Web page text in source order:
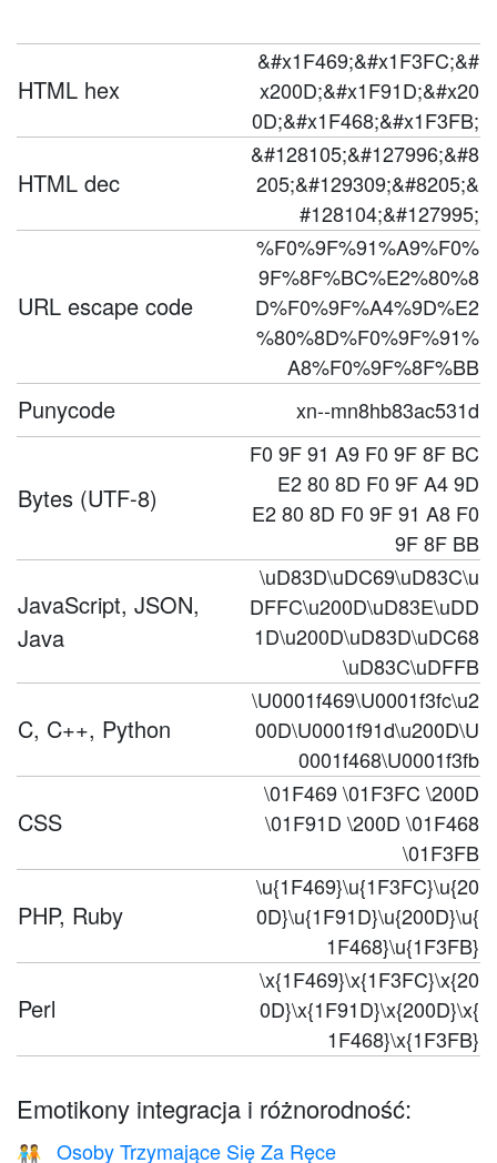
HTML hex
&#x1F469;&#x1F3FC;&#
x200D;&#x1F91D;&#x20
0D;&#x1F468;&#x1F3FB;
HTML dec
&#128105;&#127996;&#8
205;&#129309;&#8205;&
#128104;&#127995;
URL escape code
%F0%9F%91%A9%F0%
9F%8F%BC%E2%80%8
D%F0%9F%A4%9D%E2
%80%8D%F0%9F%91%
A8%F0%9F%8F%BB
Punycode xn--mn8hb83ac531d
Bytes (UTF-8)
F0 9F 91 A9 F0 9F 8F BC
E2 80 8D F0 9F A4 9D
E2 80 8D F0 9F 91 A8 F0
9F 8F BB
JavaScript, JSON,
Java
\uD83D\uDC69\uD83C\u
DFFC\u200D\uD83E\uDD
1D\u200D\uD83D\uDC68
\uD83C\uDFFB
C, C++, Python
\U0001f469\U0001f3fc\u2
00D\U0001f91d\u200D\U
0001f468\U0001f3fb
CSS
\01F469 \01F3FC \200D
\01F91D \200D \01F468
\01F3FB
PHP, Ruby
\u{1F469}\u{1F3FC}\u{20
0D}\u{1F91D}\u{200D}\u{
1F468}\u{1F3FB}
Perl
\x{1F469}\x{1F3FC}\x{20
0D}\x{1F91D}\x{200D}\x{
1F468}\x{1F3FB}
Emotikony integracja i różnorodność:
🧑‍🤝‍🧑 Osoby Trzymające Się Za Ręce